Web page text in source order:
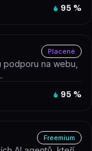
95 %
Placené
na webu,
95 %
Freemium